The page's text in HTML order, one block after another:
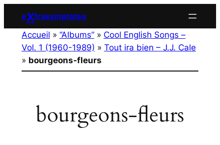
contenu
eXtrasymptotes
Accueil » “Albums”» Cool English Songs –
Vol. 1 (1960-1989) » Tout ira bien – J.J. Cale
» bourgeons-fleurs
bourgeons-fleurs